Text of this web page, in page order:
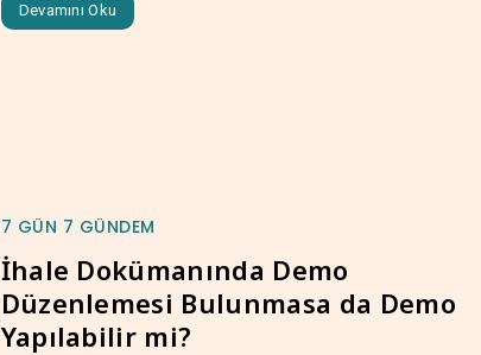
Devamını Oku
7 GÜN 7 GÜNDEM
İhale Dokümanında Demo
Düzenlemesi Bulunmasa da Demo
Yapılabilir mi?